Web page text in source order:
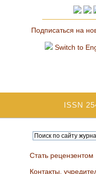
Подписаться на
Switch to
ISSN
Стать рецензентом
Контакты,